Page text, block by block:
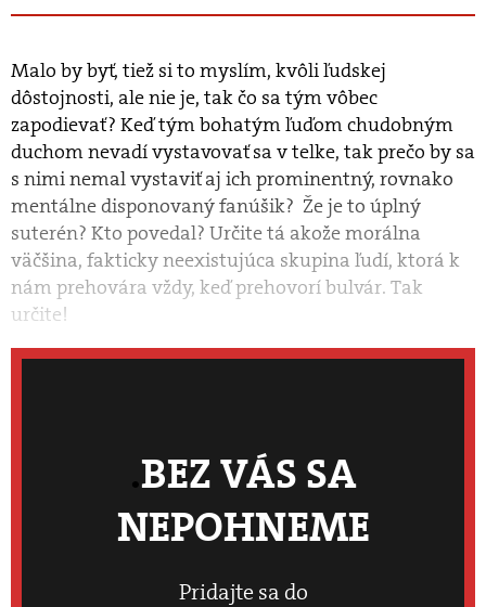
Malo by byť, tiež si to myslím, kvôli ľudskej
dôstojnosti, ale nie je, tak čo sa tým vôbec
zapodievať? Keď tým bohatým ľuďom chudobným
duchom nevadí vystavovať sa v telke, tak prečo by sa
s nimi nemal vystaviť aj ich prominentný, rovnako
mentálne disponovaný fanúšik? Že je to úplný
suterén? Kto povedal? Určite tá akože morálna
väčšina, fakticky neexistujúca skupina ľudí, ktorá k
nám prehovára vždy, keď prehovorí bulvár. Tak
určite!
BEZ VÁS SA
NEPOHNEME
Pridajte sa do